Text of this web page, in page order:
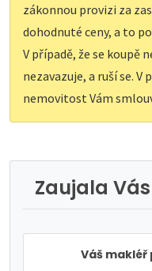
zákonnou provizi za
dohodnuté ceny, a to
V případě, že se koupě
nezavazuje, a ruší se. V
nemovitost Vám
Zaujala
Váš